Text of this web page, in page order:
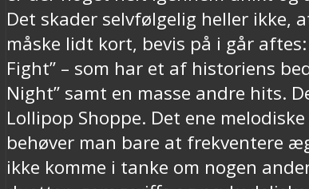
Det skader selvfølgelig heller ikke,
måske lidt kort, bevis på i går aftes:
Fight” – som har et af historiens
Night” samt en masse andre hits.
Lollipop Shoppe. Det ene
behøver man bare at frekventere
ikke komme i tanke om nogen